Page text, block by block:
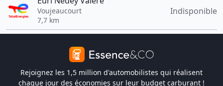
Voujeaucourt
7,7 km
Indisponible
Rejoignez les 1,5 million d'automobilistes qui réalisent
chaque jour des économies sur leur budget carburant !